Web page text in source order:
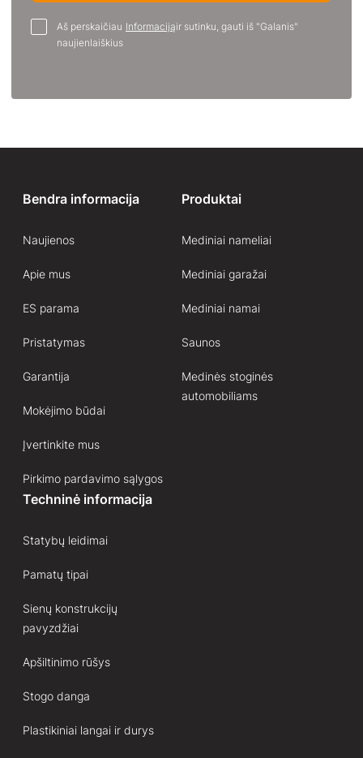
Aš perskaičiau Informacijąir sutinku, gauti iš "Galanis"
naujienlaiškius
Bendra informacija
Naujienos
Apie mus
ES parama
Pristatymas
Garantija
Mokėjimo būdai
Įvertinkite mus
Pirkimo pardavimo sąlygos
Produktai
Mediniai nameliai
Mediniai garažai
Mediniai namai
Saunos
Medinės stoginės
automobiliams
Techninė informacija
Statybų leidimai
Pamatų tipai
Sienų konstrukcijų
pavyzdžiai
Apšiltinimo rūšys
Stogo danga
Plastikiniai langai ir durys